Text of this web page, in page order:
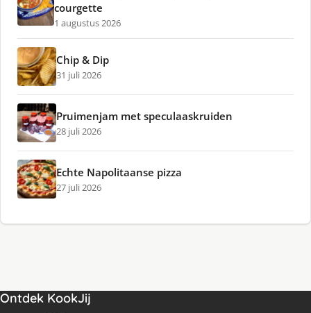
courgette
1 augustus 2026
Chip & Dip
31 juli 2026
Pruimenjam met speculaaskruiden
28 juli 2026
Echte Napolitaanse pizza
27 juli 2026
Ontdek KookJij